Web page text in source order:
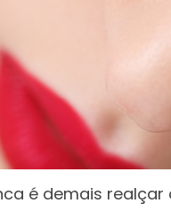
é demais realçar